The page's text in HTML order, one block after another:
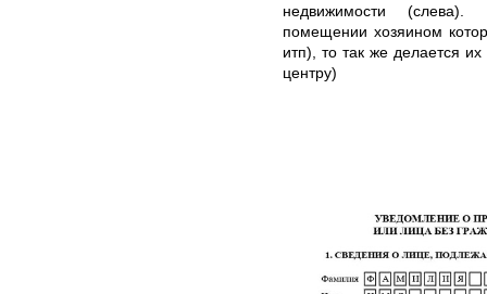
недвижимости
помещении хозяином
итп), то так же делается
центру)